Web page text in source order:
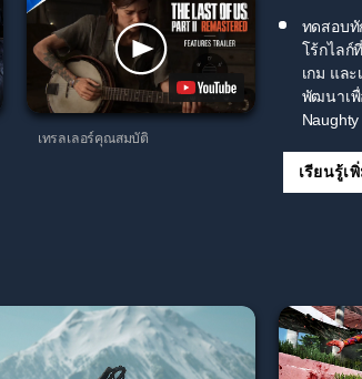
เทรลเลอร์คุณสมบัติ
ทดสอบ
โร้กไลก์
เกม แล
พัฒนาเพื่
เรียนรู้เ